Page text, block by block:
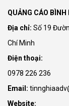
QUẢNG CÁO
Địa chỉ: Số 19
Chí Minh
Điện thoại:
0978 226 236
Email:
Website: